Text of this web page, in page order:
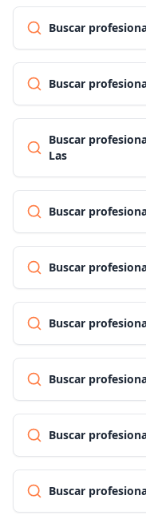
Buscar
Buscar
Buscar
Las
Buscar
Buscar
Buscar
Buscar
Buscar
Buscar